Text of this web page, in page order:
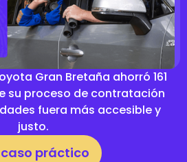
Gran Bretaña ahorró 161
su proceso de contratación
fuera más accesible y
justo.
práctico